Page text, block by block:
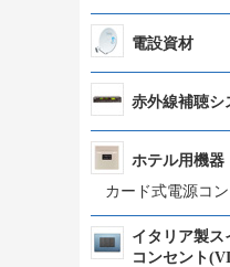
電設資材
赤外線補聴シ
ホテル用機器
カード式電源コ
イタリア製ス
コンセント